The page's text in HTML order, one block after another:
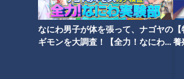
なにわ男子が体を張って、ナゴヤの
ギモンを大調査！【全力！なにわ実
【
養